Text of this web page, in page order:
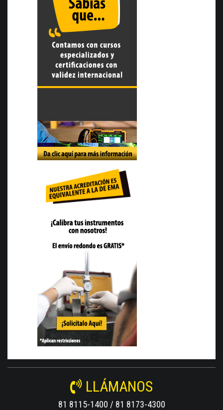
LLÁMANOS
81 8115-1400 / 81 8173-4300